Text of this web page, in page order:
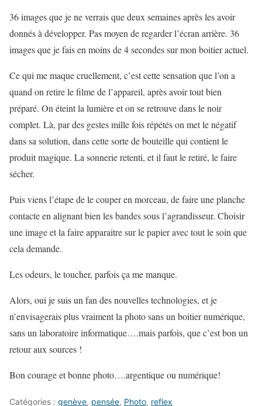
36 images que je ne verrais que deux semaines après les avoir
donnés à développer. Pas moyen de regarder l’écran arrière. 36
images que je fais en moins de 4 secondes sur mon boitier actuel.
Ce qui me maque cruellement, c’est cette sensation que l’on a
quand on retire le filme de l’appareil, après avoir tout bien
préparé. On éteint la lumière et on se retrouve dans le noir
complet. Là, par des gestes mille fois répétés on met le négatif
dans sa solution, dans cette sorte de bouteille qui contient le
produit magique. La sonnerie retenti, et il faut le retiré, le faire
sécher.
Puis viens l’étape de le couper en morceau, de faire une planche
contacte en alignant bien les bandes sous l’agrandisseur. Choisir
une image et la faire apparaitre sur le papier avec tout le soin que
cela demande.
Les odeurs, le toucher, parfois ça me manque.
Alors, oui je suis un fan des nouvelles technologies, et je
n’envisagerais plus vraiment la photo sans un boitier numérique,
sans un laboratoire informatique….mais parfois, que c’est bon un
retour aux sources !
Bon courage et bonne photo….argentique ou numérique!
Catégories : genève, pensée, Photo, reflex